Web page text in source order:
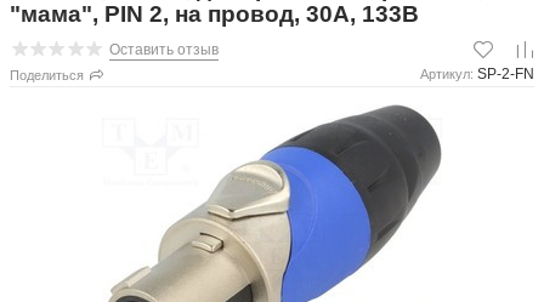
"мама", PIN 2, на провод, 30А, 133В
Оставить отзыв
Поделиться Артикул: SP-2-FN